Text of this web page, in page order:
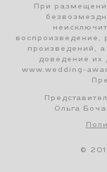
При
воспроизведение,
произведений,
доведение их
www.wedding-
Ольга
©